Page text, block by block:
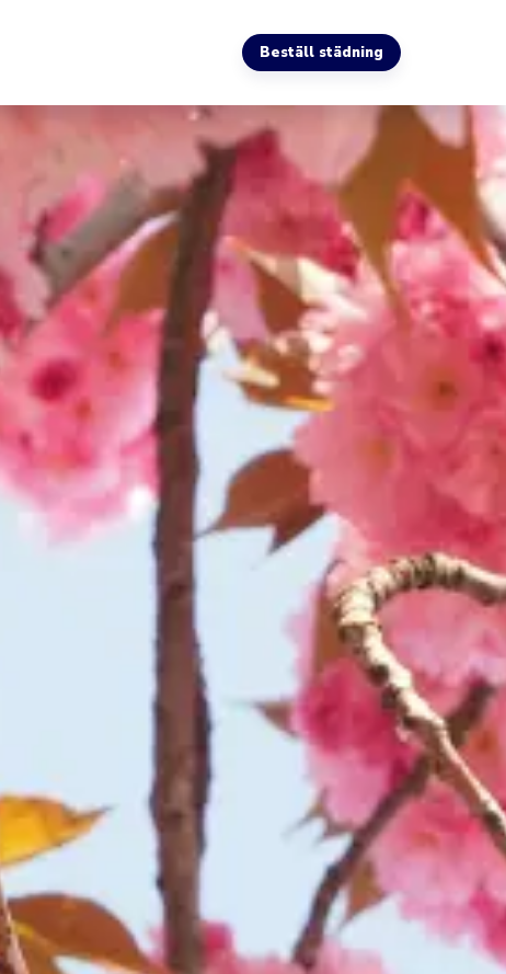
Beställ städning